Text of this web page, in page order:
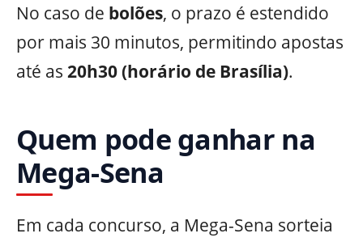
No caso de bolões, o prazo é estendido
por mais 30 minutos, permitindo apostas
até as 20h30 (horário de Brasília).
Quem pode ganhar na
Mega-Sena
Em cada concurso, a Mega-Sena sorteia